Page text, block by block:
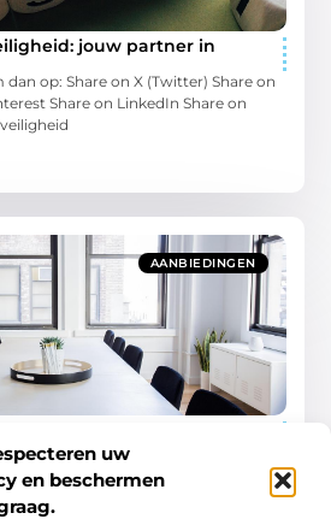
uw
en beschermen
jouw partner in
dan op: Share on X (Twitter) Share on
Share on LinkedIn Share on
AANBIEDINGEN
dan op: Share on X (Twitter) Share on
Share on LinkedIn Share on
is